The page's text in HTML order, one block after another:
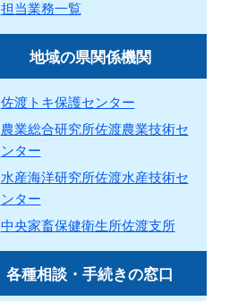
担当業務一覧
地域の県関係機関
佐渡トキ保護センター
農業総合研究所佐渡農業技術セ
ンター
水産海洋研究所佐渡水産技術セ
ンター
中央家畜保健衛生所佐渡支所
各種相談・手続きの窓口